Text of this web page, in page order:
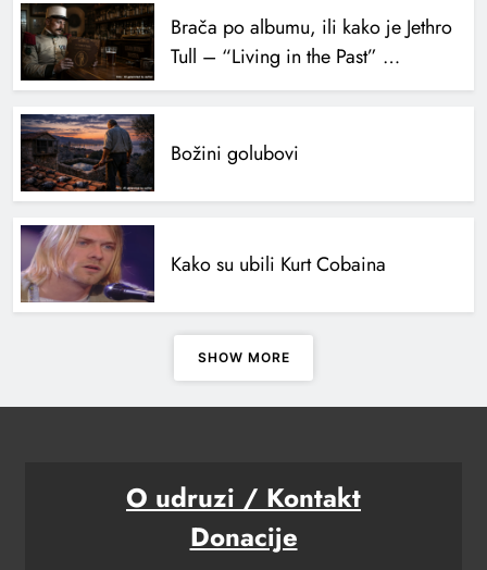
Brača po albumu, ili kako je Jethro
Tull – “Living in the Past” …
Božini golubovi
Kako su ubili Kurt Cobaina
SHOW MORE
O udruzi / Kontakt
Donacije